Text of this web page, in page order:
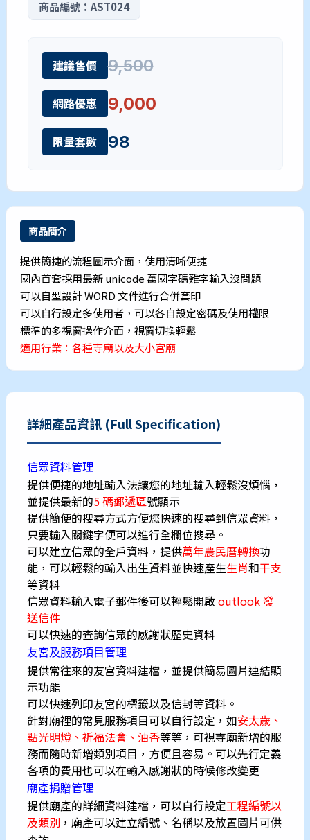
商品編號：AST024
建議售價 9,500
網路優惠 9,000
限量套數 98
商品簡介
提供簡捷的流程圖示介面，使用清晰便捷
國內首套採用最新 unicode 萬國字碼難字輸入沒問題
可以自型設計 WORD 文件進行合併套印
可以自行設定多使用者，可以各自設定密碼及使用權限
標準的多視窗操作介面，視窗切換輕鬆
適用行業：各種寺廟以及大小宮廟
詳細產品資訊 (Full Specification)
信眾資料管理
提供便捷的地址輸入法讓您的地址輸入輕鬆沒煩惱，
並提供最新的5 碼郵遞區號顯示
提供簡便的搜尋方式方便您快速的搜尋到信眾資料，
只要輸入關鍵字便可以進行全欄位搜尋。
可以建立信眾的全戶資料，提供萬年農民曆轉換功
能，可以輕鬆的輸入出生資料並快速產生生肖和干支
等資料
信眾資料輸入電子郵件後可以輕鬆開啟outlook 發
送信件
可以快速的查詢信眾的感謝狀歷史資料
友宮及服務項目管理
提供常往來的友宮資料建檔，並提供簡易圖片連結顯
示功能
可以快速列印友宮的標籤以及信封等資料。
針對廟裡的常見服務項目可以自行設定，如安太歲、
點光明燈、祈福法會、油香等等，可視寺廟新增的服
務而隨時新增類別項目，方便且容易。 可以先行定義
各項的費用也可以在輸入感謝狀的時候修改變更
廟產捐贈管理
提供廟產的詳細資料建檔，可以自行設定工程編號以
及類別 ，廟產可以建立編號 、名稱以及放置圖片可供